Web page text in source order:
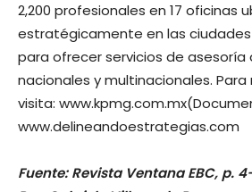
2,200 profesionales en 17 oficinas
estratégicamente en las
para ofrecer servicios de asesoría
nacionales y multinacionales.
visita:
www.delineandoestrategias.com
Fuente: Revista Ventana EBC, p.